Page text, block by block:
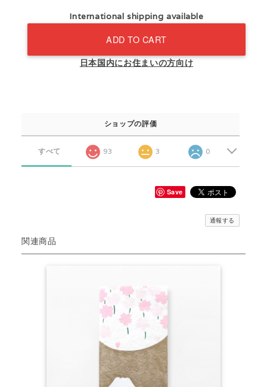
International shipping available
ADD TO CART
日本国内にお住まいの方向け
ショップの評価
すべて 93 3 0
Save
通報する
関連商品